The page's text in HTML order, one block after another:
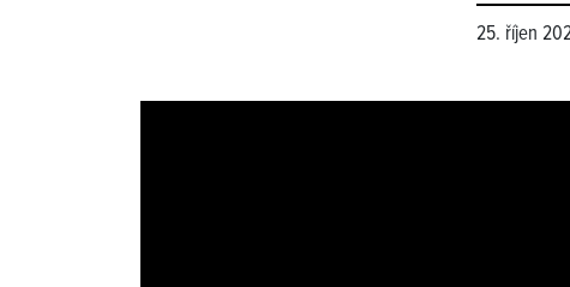
25. říjen